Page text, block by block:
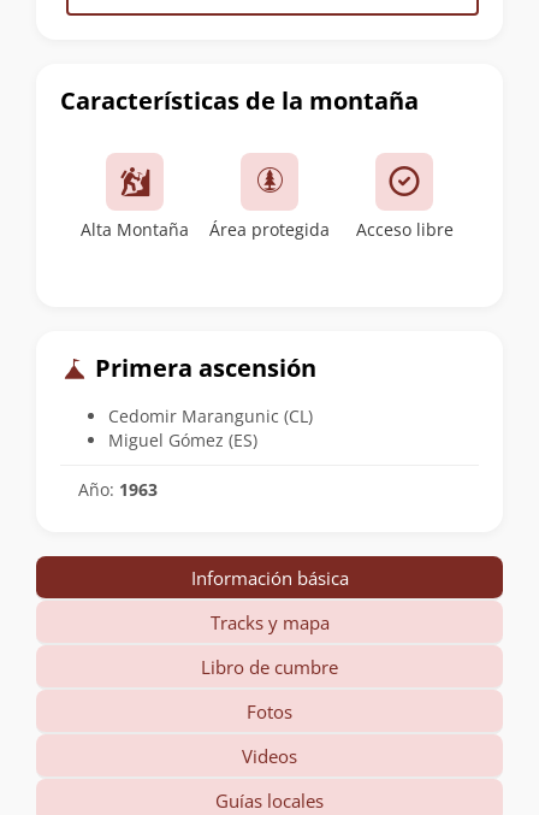
Características de la montaña
Alta Montaña Área protegida Acceso libre
Primera ascensión
Cedomir Marangunic (CL)
Miguel Gómez (ES)
Año: 1963
Información básica
Tracks y mapa
Libro de cumbre
Fotos
Videos
Guías locales